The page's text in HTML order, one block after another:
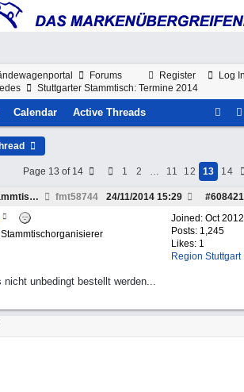
Register Log
Forums
Stuttgarter Stammtisch: Termine 2014
Calendar Active Threads
Page 13 of 14 1 2 … 11 12 13 14
Re: Stuttgarter Stammtisch: Termine 2014 fmt58744 #608421
24/11/2014 15:29
Joined: Oct 2012
Posts: 1,245
Likes: 1
Region Stuttgart
unbedingt bestellt werden...